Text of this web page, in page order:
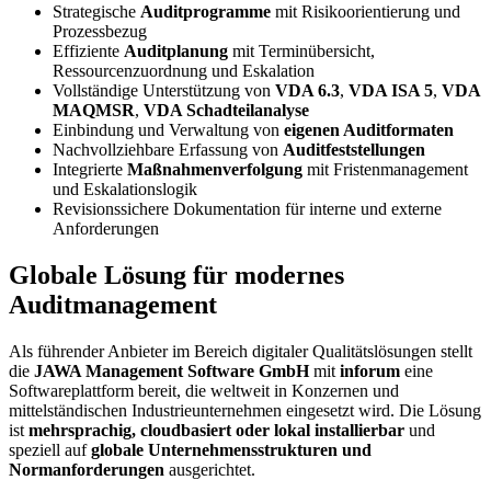
Strategische Auditprogramme mit Risikoorientierung und
Prozessbezug
Effiziente Auditplanung mit Terminübersicht,
Ressourcenzuordnung und Eskalation
Vollständige Unterstützung von VDA 6.3, VDA ISA 5, VDA
MAQMSR, VDA Schadteilanalyse
Einbindung und Verwaltung von eigenen Auditformaten
Nachvollziehbare Erfassung von Auditfeststellungen
Integrierte Maßnahmenverfolgung mit Fristenmanagement
und Eskalationslogik
Revisionssichere Dokumentation für interne und externe
Anforderungen
Globale Lösung für modernes
Auditmanagement
Als führender Anbieter im Bereich digitaler Qualitätslösungen stellt
die JAWA Management Software GmbHmit inforum eine
Softwareplattform bereit, die weltweit in Konzernen und
mittelständischen Industrieunternehmen eingesetzt wird. Die Lösung
ist mehrsprachig, cloudbasiert oder lokal installierbar und
speziell aufglobale Unternehmensstrukturen und
Normanforderungen ausgerichtet.